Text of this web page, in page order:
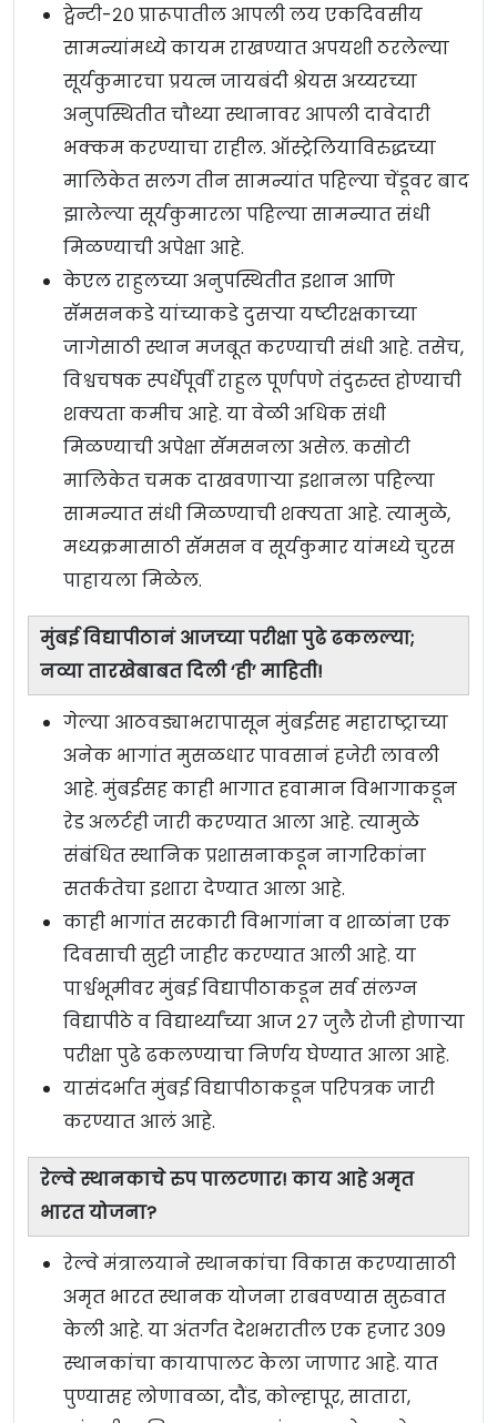
ट्वेन्टी-२० प्रारूपातील आपली लय एकदिवसीय
सामन्यांमध्ये कायम राखण्यात अपयशी ठरलेल्या
सूर्यकुमारचा प्रयत्न जायबंदी श्रेयस अय्यरच्या
अनुपस्थितीत चौथ्या स्थानावर आपली दावेदारी
भक्कम करण्याचा राहील. ऑस्ट्रेलियाविरुद्धच्या
मालिकेत सलग तीन सामन्यांत पहिल्या चेंडूवर बाद
झालेल्या सूर्यकुमारला पहिल्या सामन्यात संधी
मिळण्याची अपेक्षा आहे.
केएल राहुलच्या अनुपस्थितीत इशान आणि
सॅमसनकडे यांच्याकडे दुसऱ्या यष्टीरक्षकाच्या
जागेसाठी स्थान मजबूत करण्याची संधी आहे. तसेच,
विश्वचषक स्पर्धेपूर्वी राहुल पूर्णपणे तंदुरुस्त होण्याची
शक्यता कमीच आहे. या वेळी अधिक संधी
मिळण्याची अपेक्षा सॅमसनला असेल. कसोटी
मालिकेत चमक दाखवणाऱ्या इशानला पहिल्या
सामन्यात संधी मिळण्याची शक्यता आहे. त्यामुळे,
मध्यक्रमासाठी सॅमसन व सूर्यकुमार यांमध्ये चुरस
पाहायला मिळेल.
मुंबई विद्यापीठानं आजच्या परीक्षा पुढे ढकलल्या;
नव्या तारखेबाबत दिली ‘ही’ माहिती!
गेल्या आठवड्याभरापासून मुंबईसह महाराष्ट्राच्या
अनेक भागांत मुसळधार पावसानं हजेरी लावली
आहे. मुंबईसह काही भागात हवामान विभागाकडून
रेड अलर्टही जारी करण्यात आला आहे. त्यामुळे
संबंधित स्थानिक प्रशासनाकडून नागरिकांना
सतर्कतेचा इशारा देण्यात आला आहे.
काही भागांत सरकारी विभागांना व शाळांना एक
दिवसाची सुट्टी जाहीर करण्यात आली आहे. या
पार्श्वभूमीवर मुंबई विद्यापीठाकडून सर्व संलग्न
विद्यापीठे व विद्यार्थ्यांच्या आज २७ जुलै रोजी होणाऱ्या
परीक्षा पुढे ढकलण्याचा निर्णय घेण्यात आला आहे.
यासंदर्भात मुंबई विद्यापीठाकडून परिपत्रक जारी
करण्यात आलं आहे.
रेल्वे स्थानकाचे रुप पालटणार! काय आहे अमृत
भारत योजना?
रेल्वे मंत्रालयाने स्थानकांचा विकास करण्यासाठी
अमृत भारत स्थानक योजना राबवण्यास सुरुवात
केली आहे. या अंतर्गत देशभरातील एक हजार ३०९
स्थानकांचा कायापालट केला जाणार आहे. यात
पुण्यासह लोणावळा, दौंड, कोल्हापूर, सातारा,